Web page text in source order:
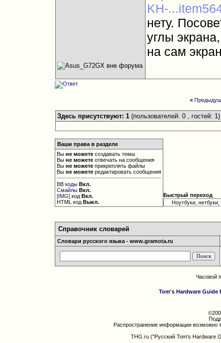
KH-
нету.
углы
на сам
«
Здесь присутствуют: 1 (пользователей: 0 , гостей: 1)
Ваши права в разделе
Выне можете создавать темы
Выне можете отвечать на сообщения
Выне можете прикреплять файлы
Выне можете редактировать сообщения
BB коды Вкл.
Смайлы Вкл.
[IMG] кодВкл.
HTML кодВыкл.
Быстрый переход
Справочник словарей
Словари русского языка - www.gramota.ru
Часовой
Tom's Hardware Guide
Распространение информации возможно
THG.ru ("Русский Tom's Hardware